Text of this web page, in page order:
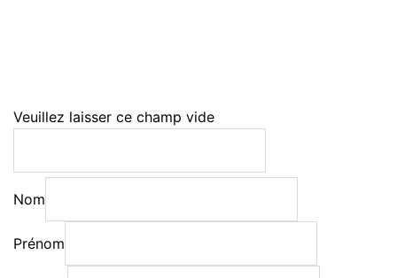
Veuillez laisser ce champ vide
Nom
Prénom